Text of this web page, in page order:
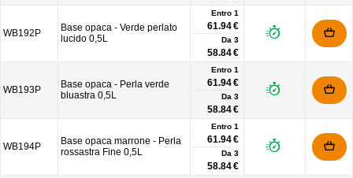
WB192P
Base opaca - Verde perlato
lucido 0,5L
Entro 1
61.94 €
Da 3
58.84 €
WB193P
Base opaca - Perla verde
bluastra 0,5L
Entro 1
61.94 €
Da 3
58.84 €
WB194P
Base opaca marrone - Perla
rossastra Fine 0,5L
Entro 1
61.94 €
Da 3
58.84 €